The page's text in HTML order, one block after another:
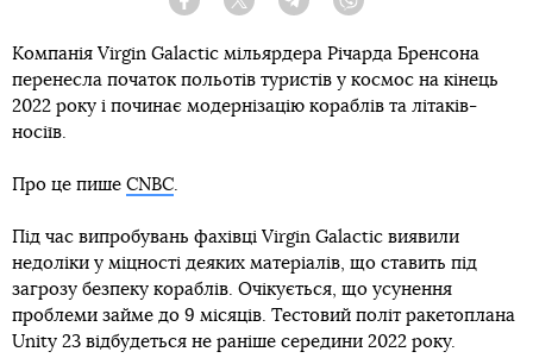
Facebook Twitter Telegram
Компанія Virgin Galactic мільярдера Річарда Бренсона
перенесла початок польотів туристів у космос на кінець
2022 року і починає модернізацію кораблів та літаків-
носіїв.
Про це пише CNBC.
Під час випробувань фахівці Virgin Galactic виявили
недоліки у міцності деяких матеріалів, що ставить під
загрозу безпеку кораблів. Очікується, що усунення
проблеми займе до 9 місяців. Тестовий політ ракетоплана
Unity 23 відбудеться не раніше середини 2022 року.